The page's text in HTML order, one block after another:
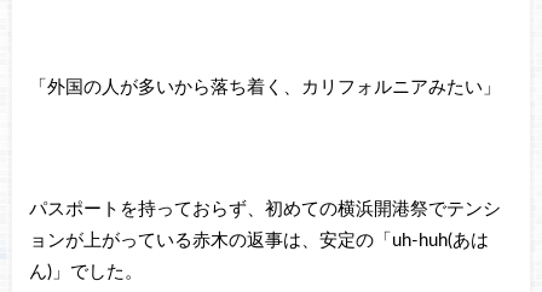
「外国の人が多いから落ち着く、カリフォルニアみたい」
パスポートを持っておらず、初めての横浜開港祭でテンシ
ョンが上がっている赤木の返事は、安定の「uh-huh(あは
ん)」でした。